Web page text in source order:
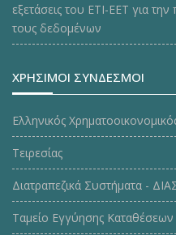
εξετάσεις του ΕΤΙ-ΕΕΤ για
τους δεδομένων
ΧΡΗΣΙΜΟΙ ΣΥΝΔΕΣΜΟΙ
Ελληνικός
Τειρεσίας
Διατραπεζικά Συστήματα -
Ταμείο Εγγύησης